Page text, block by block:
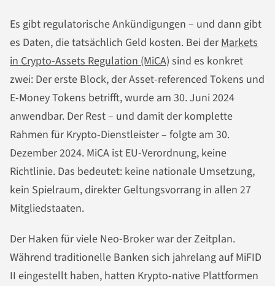
Es gibt regulatorische Ankündigungen – und dann gibt
es Daten, die tatsächlich Geld kosten. Bei derMarkets
in Crypto-Assets Regulation (MiCA) sind es konkret
zwei: Der erste Block, der Asset-referenced Tokens und
E-Money Tokens betrifft, wurde am 30. Juni 2024
anwendbar. Der Rest – und damit der komplette
Rahmen für Krypto-Dienstleister – folgte am 30.
Dezember 2024. MiCA ist EU-Verordnung, keine
Richtlinie. Das bedeutet: keine nationale Umsetzung,
kein Spielraum, direkter Geltungsvorrang in allen 27
Mitgliedstaaten.
Der Haken für viele Neo-Broker war der Zeitplan.
Während traditionelle Banken sich jahrelang auf MiFID
II eingestellt haben, hatten Krypto-native Plattformen